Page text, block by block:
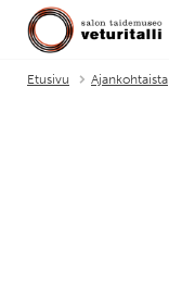
Etusivu Ajankohtaista